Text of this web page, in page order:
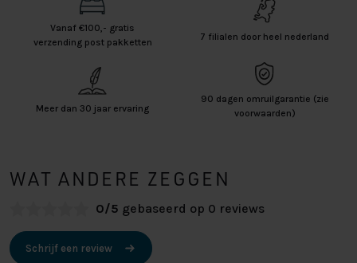
Vanaf €100,- gratis
verzending post pakketten
7 filialen door heel nederland
Meer dan 30 jaar ervaring
90 dagen omruilgarantie (zie
voorwaarden)
WAT ANDERE ZEGGEN
0/5 gebaseerd op 0 reviews
Schrijf een review